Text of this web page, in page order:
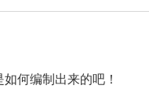
何编制出来的吧！